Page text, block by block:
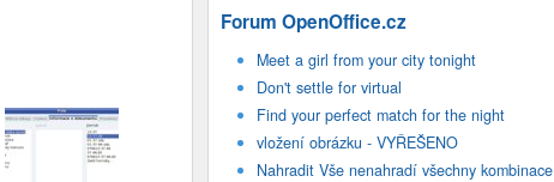
Forum OpenOffice.cz
Meet a girl from your city tonight
Don't settle for virtual
Find your perfect match for the night
vložení obrázku - VYŘEŠENO
Nahradit Vše nenahradí všechny kombinace